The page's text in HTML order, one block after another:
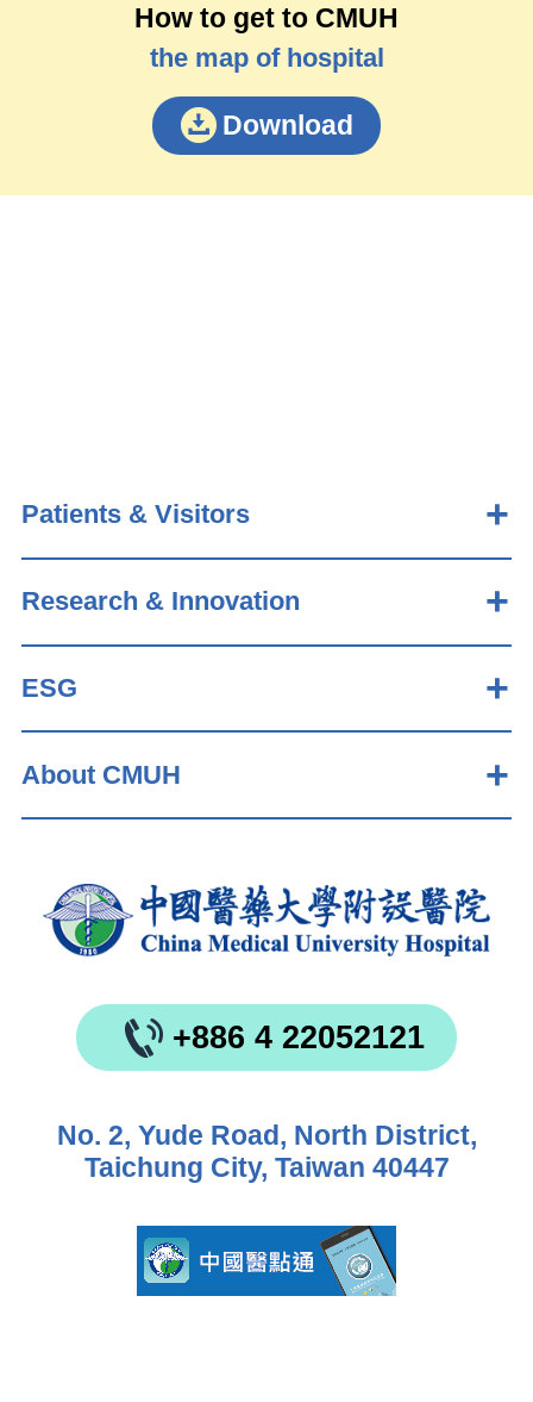
How to get to CMUH
the map of hospital
Download
Patients & Visitors
Research & Innovation
ESG
About CMUH
+886 4 22052121
No. 2, Yude Road, North District,
Taichung City, Taiwan 40447